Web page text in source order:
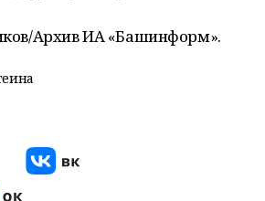
Архив ИА «Башинформ».